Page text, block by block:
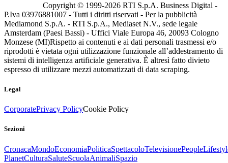
Copyright © 1999-2026 RTI S.p.A. Business Digital -
P.Iva 03976881007 - Tutti i diritti riservati - Per la pubblicità
Mediamond S.p.A. - RTI S.p.A., Mediaset N.V., sede legale
Amsterdam (Paesi Bassi) - Uffici Viale Europa 46, 20093 Cologno
Monzese (MI)Rispetto ai contenuti e ai dati personali trasmessi e/o
riprodotti è vietata ogni utilizzazione funzionale all’addestramento di
sistemi di intelligenza artificiale generativa. È altresì fatto divieto
espresso di utilizzare mezzi automatizzati di data scraping.
Legal
CorporatePrivacy PolicyCookie Policy
Sezioni
CronacaMondoEconomiaPoliticaSpettacoloTelevisionePeople
PlanetCulturaSaluteScuolaAnimaliSpazio